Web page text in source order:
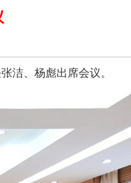
洁、杨彪出席会议。